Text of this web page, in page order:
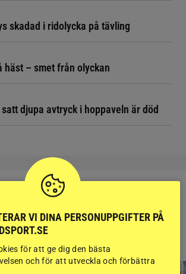
skadad i ridolycka på tävling
häst – smet från olyckan
djupa avtryck i hoppaveln är död
RIDSPORT
BLOGGAR
VI DINA PERSONUPPGIFTER PÅ
för att ge dig den bästa
och för att utveckla och förbättra